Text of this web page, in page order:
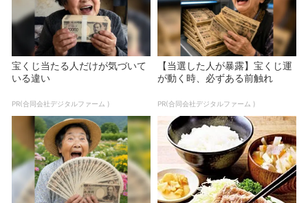
宝くじ当たる人だけが気づいて
いる違い
PR(合同会社デジタルファーム )
【当選した人が暴露】宝くじ運
が動く時、必ずある前触れ
PR(合同会社デジタルファーム )